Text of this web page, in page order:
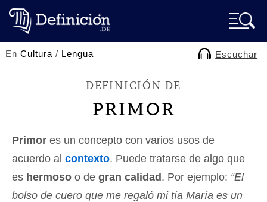
EnCultura / Lengua Escuchar
DEFINICIÓN DE
PRIMOR
Primor es un concepto con varios usos de
acuerdo al contexto. Puede tratarse de algo que
es hermoso o de gran calidad . Por ejemplo: “El
bolso de cuero que me regaló mi tía María es un